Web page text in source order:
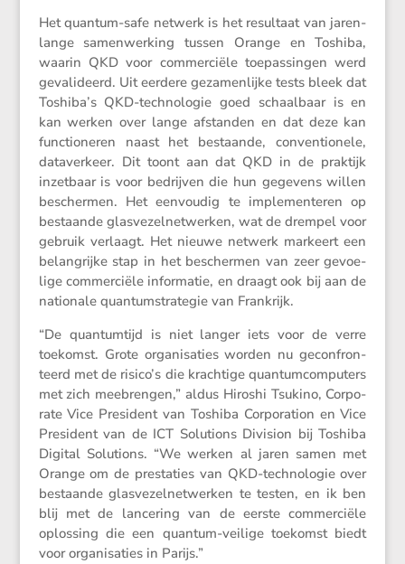
Het quantum-safe netwerk is het resul­taat van jaren­
lange samen­wer­king tussen Orange en Toshiba,
waarin QKD voor commer­ciële toepas­singen werd
gevali­deerd. Uit eerdere gezamen­lijke tests bleek dat
Toshiba’s QKD-techno­logie goed schaal­baar is en
kan werken over lange afstanden en dat deze kan
functi­o­neren naast het bestaande, conven­ti­o­nele,
dataver­keer. Dit toont aan dat QKD in de praktijk
inzet­baar is voor bedrijven die hun gegevens willen
beschermen. Het eenvoudig te imple­men­teren op
bestaande glasve­zel­net­werken, wat de drempel voor
gebruik verlaagt. Het nieuwe netwerk markeert een
belang­rijke stap in het beschermen van zeer gevoe­
lige commer­ciële infor­matie, en draagt ook bij aan de
natio­nale quantum­stra­tegie van Frankrijk.
“De quantum­tijd is niet langer iets voor de verre
toekomst. Grote organi­sa­ties worden nu gecon­fron­
teerd met de risico’s die krach­tige quantum­com­pu­ters
met zich meebrengen,” aldus Hiroshi Tsukino, Corpo­
rate Vice Presi­dent van Toshiba Corpo­ra­tion en Vice
Presi­dent van de ICT Solutions Division bij Toshiba
Digital Solutions. “We werken al jaren samen met
Orange om de presta­ties van QKD-techno­logie over
bestaande glasve­zel­net­werken te testen, en ik ben
blij met de lance­ring van de eerste commer­ciële
oplos­sing die een quantum-veilige toekomst biedt
voor organi­sa­ties in Parijs.”